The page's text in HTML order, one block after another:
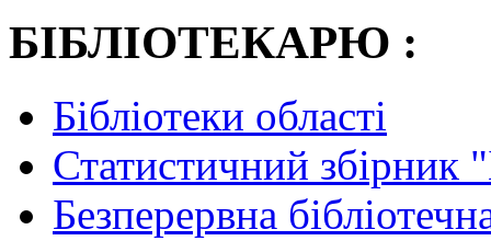
БІБЛІОТЕКАРЮ :
Бібліотеки області
Статистичний
Безперервна